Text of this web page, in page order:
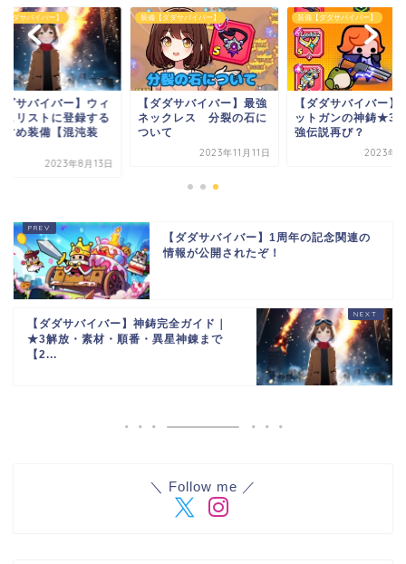
ダダサバイバー】
ダサバイバー】ウィ
ュリストに登録する
すめ装備【混沌装
2023年8月13日
装備【ダダサバイバー】
【ダダサバイバー】最強
ネックレス 分裂の石に
ついて
2023年11月11日
装備【ダダサバイバー】
【ダダサバイバー】
ットガンの神鋳★3
強伝説再び？
2023年8
【ダダサバイバー】1周年の記念関連の
情報が公開されたぞ！
【ダダサバイバー】神鋳完全ガイド｜
★3解放・素材・順番・異星神錬まで
【2...
＼ Follow me ／